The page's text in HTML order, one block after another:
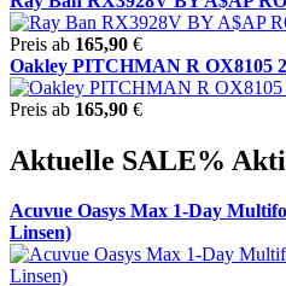
Preis ab 165,90 €
Oakley PITCHMAN R OX8105
Preis ab 165,90 €
Aktuelle SALE%
Acuvue Oasys Max 1-Day
Linsen)